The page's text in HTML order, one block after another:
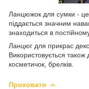
Ланцюжок для сумки -
піддається значним
знаходиться в
Ланцюг для прикрас
Використовується також
косметичок, брелків.
Приховати